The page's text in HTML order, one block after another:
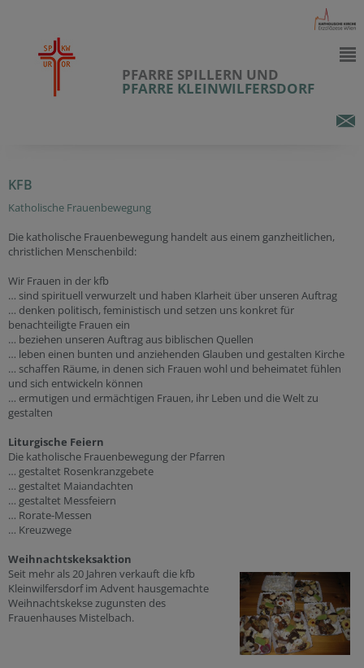
PFARRE SPILLERN UND
PFARRE KLEINWILFERSDORF
KFB
Katholische Frauenbewegung
Die katholische Frauenbewegung handelt aus einem ganzheitlichen,
christlichen Menschenbild:
Wir Frauen in der kfb
… sind spirituell verwurzelt und haben Klarheit über unseren Auftrag
… denken politisch, feministisch und setzen uns konkret für
benachteiligte Frauen ein
… beziehen unseren Auftrag aus biblischen Quellen
… leben einen bunten und anziehenden Glauben und gestalten Kirche
… schaffen Räume, in denen sich Frauen wohl und beheimatet fühlen
und sich entwickeln können
… ermutigen und ermächtigen Frauen, ihr Leben und die Welt zu
gestalten
Liturgische Feiern
Die katholische Frauenbewegung der Pfarren
… gestaltet Rosenkranzgebete
… gestaltet Maiandachten
… gestaltet Messfeiern
… Rorate-Messen
… Kreuzwege
Weihnachtskeksaktion
Seit mehr als 20 Jahren verkauft die kfb
Kleinwilfersdorf im Advent hausgemachte
Weihnachtskekse zugunsten des
Frauenhauses Mistelbach.